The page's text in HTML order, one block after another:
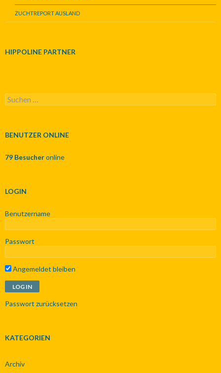
ZUCHTREPORT AUSLAND
HIPPOLINE PARTNER
S
u
e
a
BENUTZER ONLINE
79 Besucheronline
LOGIN
Benutzername
Passwort
Angemeldet bleiben
Passwort zurücksetzen
KATEGORIEN
Archiv